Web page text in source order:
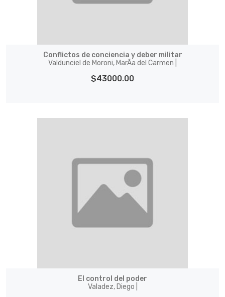
Conflictos de conciencia y deber militar
Valdunciel de Moroni, MarÃ­a del Carmen |
$43000.00
El control del poder
Valadez, Diego |